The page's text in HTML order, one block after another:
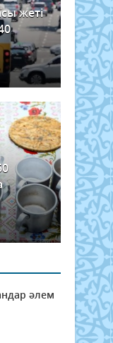
жеті
әлем